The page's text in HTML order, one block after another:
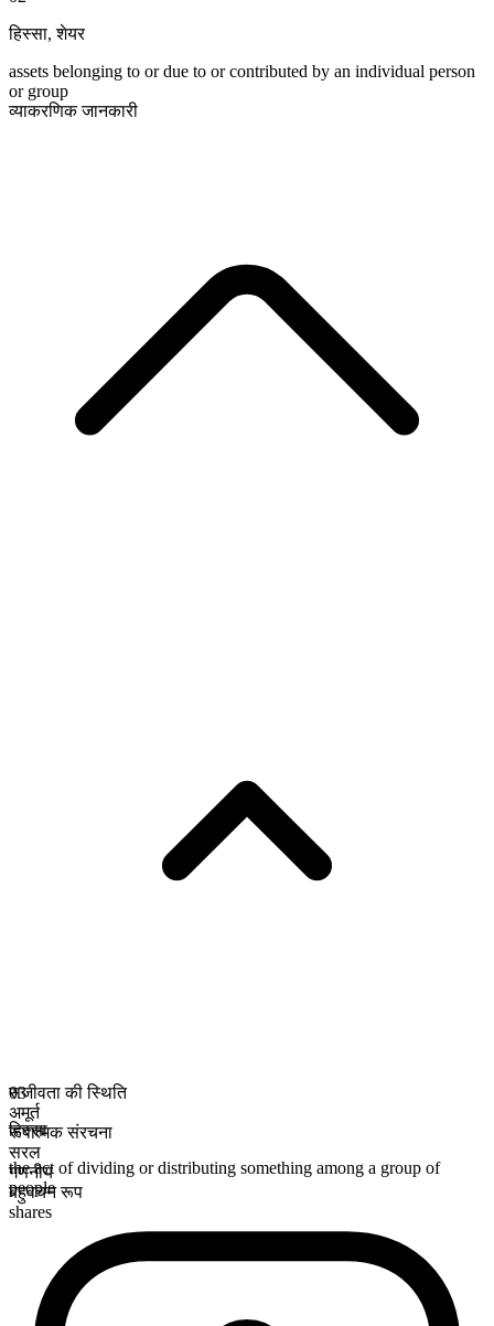
हिस्सा,शेयर
assets belonging to or due to or contributed by an individual person
or group
व्याकरणिक जानकारी
सजीवता की स्थिति
अमूर्त
रूपात्मक संरचना
सरल
गणनीय
बहुवचन रूप
shares
03
हिस्सा
the act of dividing or distributing something among a group of
people